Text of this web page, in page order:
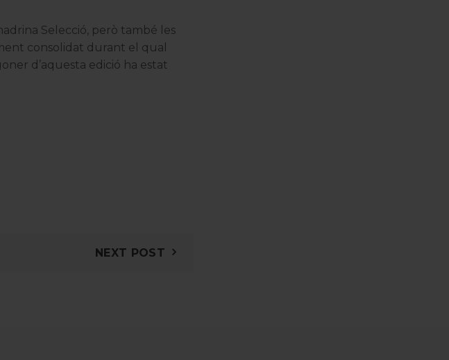
Selecció, però també les
consolidat durant el qual
d’aquesta edició ha estat
NEXT POST